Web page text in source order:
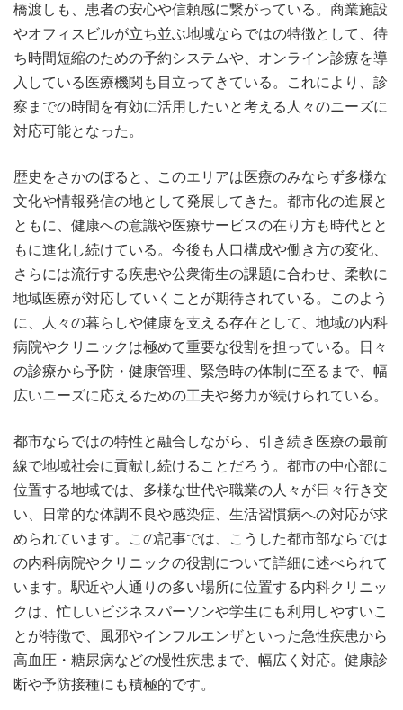
橋渡しも、患者の安心や信頼感に繋がっている。商業施設
やオフィスビルが立ち並ぶ地域ならではの特徴として、待
ち時間短縮のための予約システムや、オンライン診療を導
入している医療機関も目立ってきている。これにより、診
察までの時間を有効に活用したいと考える人々のニーズに
対応可能となった。
歴史をさかのぼると、このエリアは医療のみならず多様な
文化や情報発信の地として発展してきた。都市化の進展と
ともに、健康への意識や医療サービスの在り方も時代とと
もに進化し続けている。今後も人口構成や働き方の変化、
さらには流行する疾患や公衆衛生の課題に合わせ、柔軟に
地域医療が対応していくことが期待されている。このよう
に、人々の暮らしや健康を支える存在として、地域の内科
病院やクリニックは極めて重要な役割を担っている。日々
の診療から予防・健康管理、緊急時の体制に至るまで、幅
広いニーズに応えるための工夫や努力が続けられている。
都市ならではの特性と融合しながら、引き続き医療の最前
線で地域社会に貢献し続けることだろう。都市の中心部に
位置する地域では、多様な世代や職業の人々が日々行き交
い、日常的な体調不良や感染症、生活習慣病への対応が求
められています。この記事では、こうした都市部ならでは
の内科病院やクリニックの役割について詳細に述べられて
います。駅近や人通りの多い場所に位置する内科クリニッ
クは、忙しいビジネスパーソンや学生にも利用しやすいこ
とが特徴で、風邪やインフルエンザといった急性疾患から
高血圧・糖尿病などの慢性疾患まで、幅広く対応。健康診
断や予防接種にも積極的です。